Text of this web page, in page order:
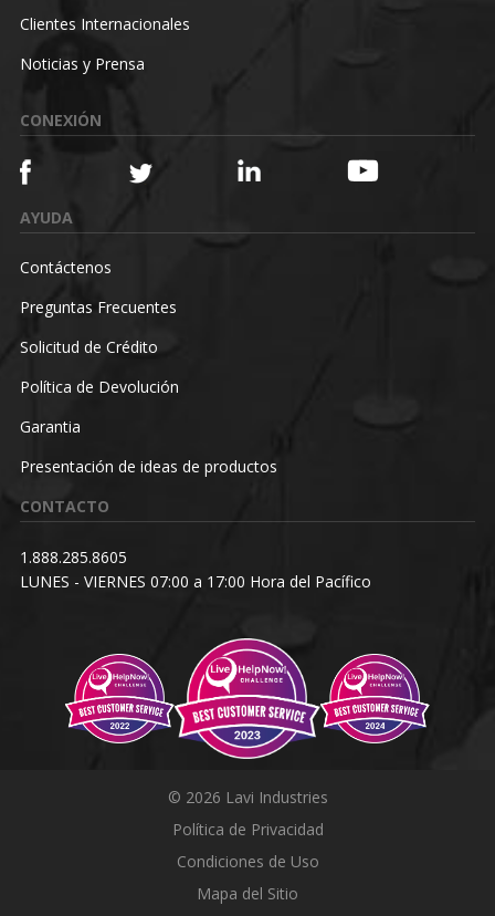
Clientes Internacionales
Noticias y Prensa
CONEXIÓN
AYUDA
Contáctenos
Preguntas Frecuentes
Solicitud de Crédito
Política de Devolución
Garantia
Presentación de ideas de productos
CONTACTO
1.888.285.8605
LUNES - VIERNES 07:00 a 17:00 Hora del Pacífico
© 2026 Lavi Industries
Política de Privacidad
Condiciones de Uso
Mapa del Sitio